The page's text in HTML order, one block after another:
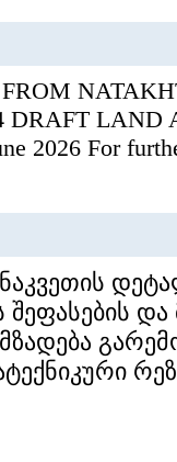
DRAFT LAND
2026 For
და